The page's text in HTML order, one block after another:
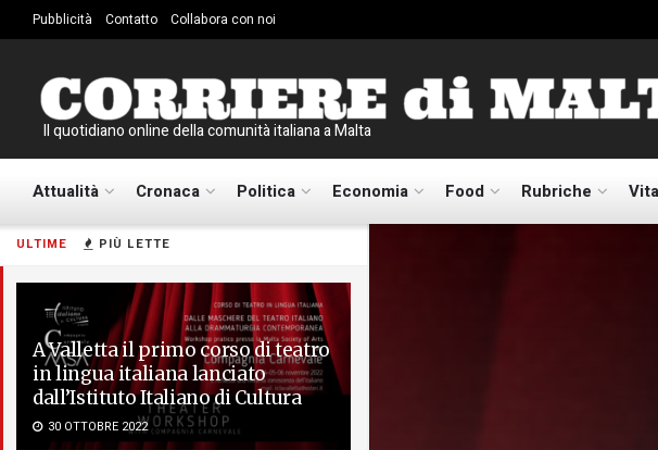
ULTIME PIÙ LETTE
A Valletta il primo corso di teatro
in lingua italiana lanciato
dall’Istituto Italiano di Cultura
30 OTTOBRE 2022
Pubblicità Contatto Collabora con noi
Il quotidiano online della comunità italiana a Malta
Attualità Cronaca Politica Economia Food Rubriche